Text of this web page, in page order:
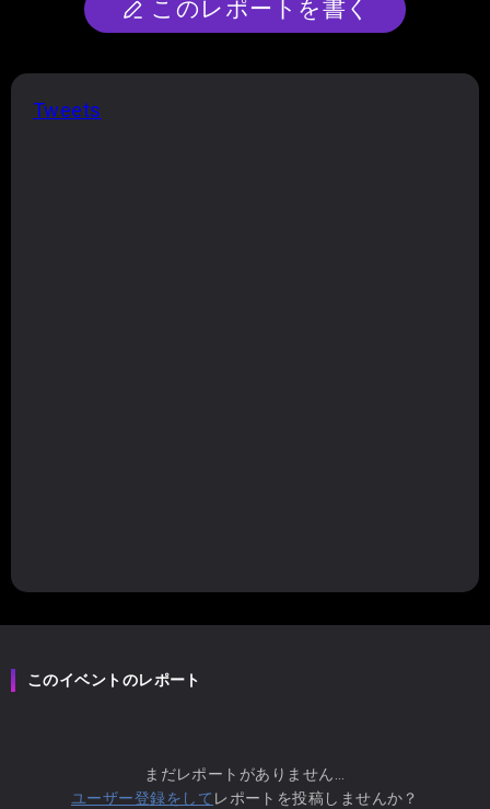
このレポートを書く
Tweets
このイベントのレポート
まだレポートがありません...
ユーザー登録をして レポートを投稿しませんか？